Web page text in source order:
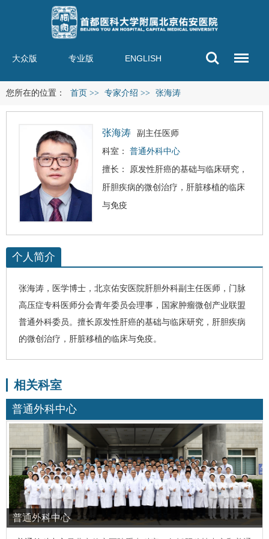
大众版 专业版 ENGLISH
您所在的位置： 首页 >> 专家介绍 >> 张海涛
张海涛
副主任医师
科室： 普通外科中心
擅长： 原发性肝癌的基础与临床研究，
肝胆疾病的微创治疗，肝脏移植的临床
与免疫
个人简介
张海涛 ，医学博士，北京佑安医院肝胆外科副主任医师，门脉
高压症专科医师分会青年委员会理事，国家肿瘤微创产业联盟
普通外科委员。擅长原发性肝癌的基础与临床研究，肝胆疾病
的微创治疗，肝脏移植的临床与免疫。
相关科室
普通外科中心
普通外科中心